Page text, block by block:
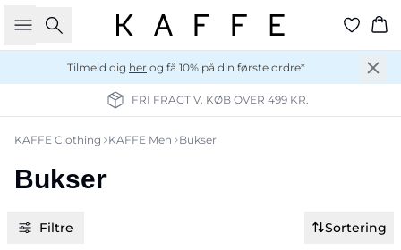
Søg
Tilmeld dig her og få 10% på din første ordre*
FRI FRAGT V. KØB OVER 499 KR.
KAFFE Clothing KAFFE Men Bukser
Bukser
Filtre Sortering